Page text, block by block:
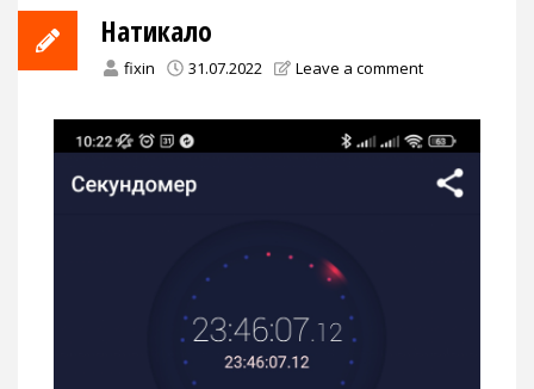
Натикало
fixin 31.07.2022 Leave a comment